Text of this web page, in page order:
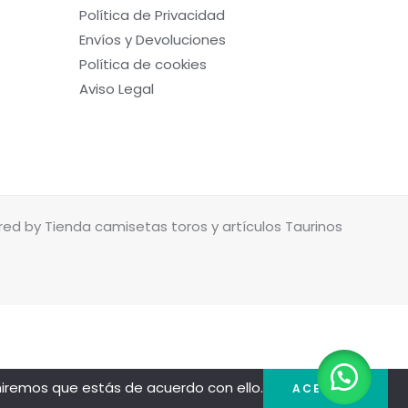
Política de Privacidad
Envíos y Devoluciones
Política de cookies
Aviso Legal
by Tienda camisetas toros y artículos Taurinos
que estás de acuerdo con ello. ACEPTAR